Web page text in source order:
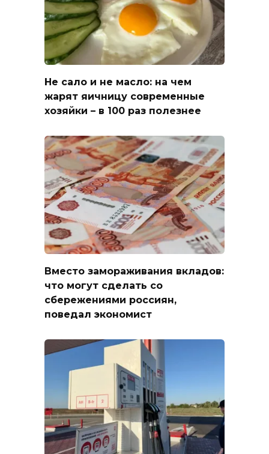
Не сало и не масло: на чем
жарят яичницу современные
хозяйки – в 100 раз полезнее
Вместо замораживания вкладов:
что могут сделать со
сбережениями россиян,
поведал экономист